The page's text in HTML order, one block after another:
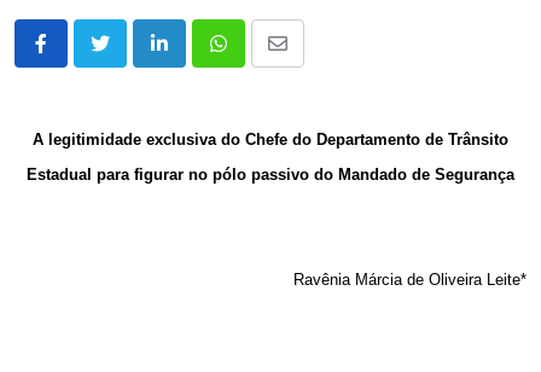
LinkedInWhatsappShare
A legitimidade exclusiva do Chefe do Departamento de Trânsito
Estadual para figurar no pólo passivo do Mandado de Segurança
Ravênia Márcia de Oliveira Leite*